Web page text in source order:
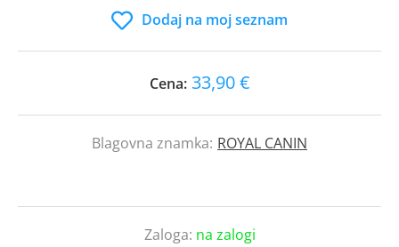
Dodaj na moj seznam
Cena: 33,90 €
Blagovna znamka: ROYAL CANIN
Zaloga: na zalogi